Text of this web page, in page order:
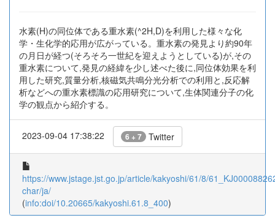
水素(H)の同位体である重水素(^2H,D)を利用した様々な化
学・生化学的応用が広がっている。重水素の発見より約90年
の月日が経つ(そろそろ一世紀を迎えようとしている)が,その
重水素について,発見の経緯を少し述べた後に,同位体効果を利
用した研究,質量分析,核磁気共鳴分光分析での利用と,反応解
析などへの重水素標識の応用研究について,生体関連分子の化
学の観点から紹介する。
2023-09-04 17:38:22 6 + 7 Twitter
https://www.jstage.jst.go.jp/article/kakyoshi/61/8/
char/ja/
(info:doi/10.20665/kakyoshi.61.8_400)